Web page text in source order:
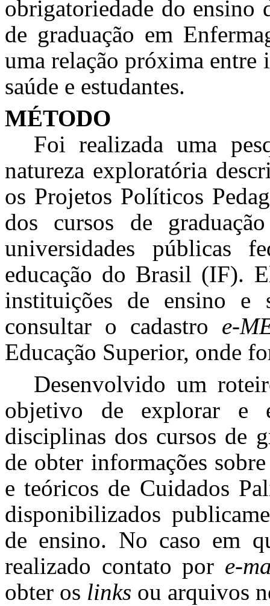
obrigatoriedade do ensino
de graduação em
uma relação próxima entre
saúde e estudantes.
MÉTODO
Foi realizada uma
natureza exploratória
os Projetos Políticos
dos cursos de
universidades públicas
educação do Brasil (IF).
instituições de ensino e
consultar o cadastro e-
Educação Superior, onde
Desenvolvido um
objetivo de explorar e
disciplinas dos cursos de
de obter informações
e teóricos de Cuidados
disponibilizados
de ensino. No caso em
realizado contato por e-
obter os links ou arquivos